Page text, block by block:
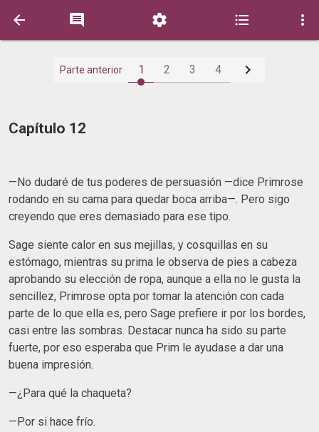
    
Parte anterior 1 2 3 4 
Capítulo 12
—No dudaré de tus poderes de persuasión —dice Primrose
rodando en su cama para quedar boca arriba—. Pero sigo
creyendo que eres demasiado para ese tipo.
Sage siente calor en sus mejillas, y cosquillas en su
estómago, mientras su prima le observa de pies a cabeza
aprobando su elección de ropa, aunque a ella no le gusta la
sencillez, Primrose opta por tomar la atención con cada
parte de lo que ella es, pero Sage prefiere ir por los bordes,
casi entre las sombras. Destacar nunca ha sido su parte
fuerte, por eso esperaba que Prim le ayudase a dar una
buena impresión.
—¿Para qué la chaqueta?
—Por si hace frío.